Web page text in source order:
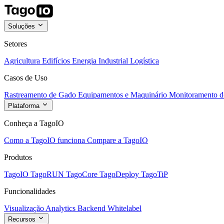
Soluções
Setores
Agricultura Edifícios Energia Industrial Logística
Casos de Uso
Rastreamento de Gado Equipamentos e Maquinário Monitoramento
Plataforma
Conheça a TagoIO
Como a TagoIO funciona Compare a TagoIO
Produtos
TagoIO TagoRUN TagoCore TagoDeploy TagoTiP
Funcionalidades
Visualização Analytics Backend Whitelabel
Recursos